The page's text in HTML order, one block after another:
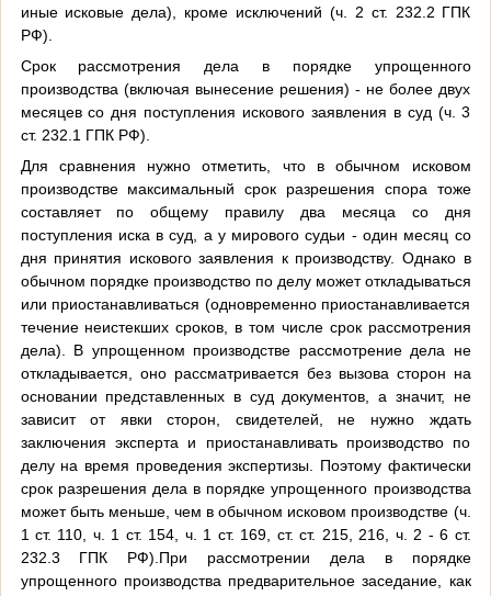
иные исковые дела), кроме исключений (ч. 2 ст. 232.2 ГПК
РФ).
Срок рассмотрения дела в порядке упрощенного
производства (включая вынесение решения) - не более двух
месяцев со дня поступления искового заявления в суд (ч. 3
ст. 232.1 ГПК РФ).
Для сравнения нужно отметить, что в обычном исковом
производстве максимальный срок разрешения спора тоже
составляет по общему правилу два месяца со дня
поступления иска в суд, а у мирового судьи - один месяц со
дня принятия искового заявления к производству. Однако в
обычном порядке производство по делу может откладываться
или приостанавливаться (одновременно приостанавливается
течение неистекших сроков, в том числе срок рассмотрения
дела). В упрощенном производстве рассмотрение дела не
откладывается, оно рассматривается без вызова сторон на
основании представленных в суд документов, а значит, не
зависит от явки сторон, свидетелей, не нужно ждать
заключения эксперта и приостанавливать производство по
делу на время проведения экспертизы. Поэтому фактически
срок разрешения дела в порядке упрощенного производства
может быть меньше, чем в обычном исковом производстве (ч.
1 ст. 110, ч. 1 ст. 154, ч. 1 ст. 169, ст. ст. 215, 216, ч. 2 - 6 ст.
232.3 ГПК РФ).При рассмотрении дела в порядке
упрощенного производства предварительное заседание, как